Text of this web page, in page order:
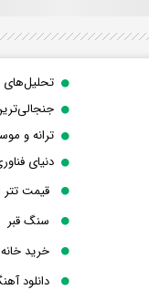
تحلیل‌های
ترانه و
دنیای
قیمت تتر
سنگ قبر
خرید
دانلود